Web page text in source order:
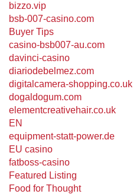
bizzo.vip
bsb-007-casino.com
Buyer Tips
casino-bsb007-au.com
davinci-casino
diariodebelmez.com
digitalcamera-shopping.co.uk
dogaldogum.com
elementcreativehair.co.uk
EN
equipment-statt-power.de
EU casino
fatboss-casino
Featured Listing
Food for Thought